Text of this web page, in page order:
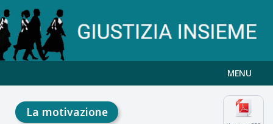
MENU
La motivazione